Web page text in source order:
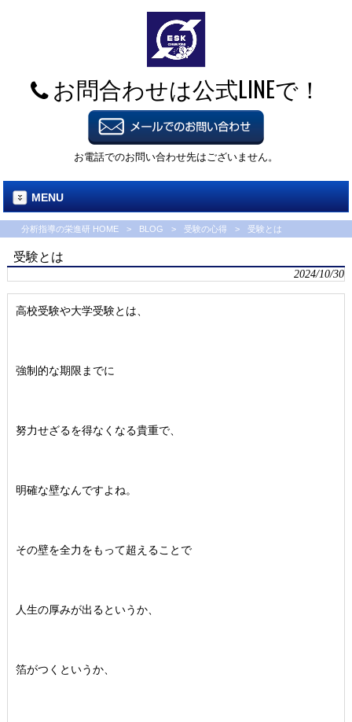
お問合わせは公式LINEで！
お電話でのお問い合わせ先はございません。
MENU
分析指導の栄進研 HOME > BLOG > 受験の心得 > 受験とは
受験とは
2024/10/30
高校受験や大学受験とは、
強制的な期限までに
努力せざるを得なくなる貴重で、
明確な壁なんですよね。
その壁を全力をもって超えることで
人生の厚みが出るというか、
箔がつくというか、